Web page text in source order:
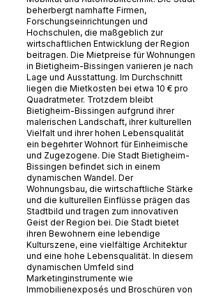
beherbergt namhafte Firmen,
Forschungseinrichtungen und
Hochschulen, die maßgeblich zur
wirtschaftlichen Entwicklung der Region
beitragen. Die Mietpreise für Wohnungen
in Bietigheim-Bissingen variieren je nach
Lage und Ausstattung. Im Durchschnitt
liegen die Mietkosten bei etwa 10 € pro
Quadratmeter. Trotzdem bleibt
Bietigheim-Bissingen aufgrund ihrer
malerischen Landschaft, ihrer kulturellen
Vielfalt und ihrer hohen Lebensqualität
ein begehrter Wohnort für Einheimische
und Zugezogene. Die Stadt Bietigheim-
Bissingen befindet sich in einem
dynamischen Wandel. Der
Wohnungsbau, die wirtschaftliche Stärke
und die kulturellen Einflüsse prägen das
Stadtbild und tragen zum innovativen
Geist der Region bei. Die Stadt bietet
ihren Bewohnern eine lebendige
Kulturszene, eine vielfältige Architektur
und eine hohe Lebensqualität. In diesem
dynamischen Umfeld sind
Marketinginstrumente wie
Immobilienexposés und Broschüren von